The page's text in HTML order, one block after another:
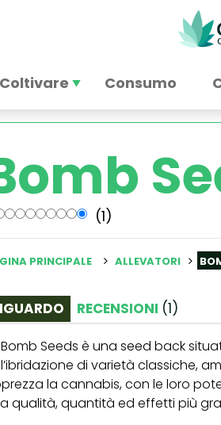
Coltivare Consumo
(1)
PRINCIPALE ALLEVATORI
RECENSIONI (1)
Seeds è una seed back
di varietà classiche,
la cannabis, con le loro
qualità, quantità ed effetti più